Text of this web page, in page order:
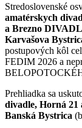
Stredoslovenské
amatérskych
a Brezno
Karvašova
postupových kôl
FEDIM 2026 a
Prehliadka sa
divadle, Horná 21
Banská Bystrica